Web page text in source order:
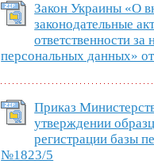
Закон Украины «О
законодательные
ответственности
персональных данных»
Приказ
утверждении
регистрации базы
№1823/5